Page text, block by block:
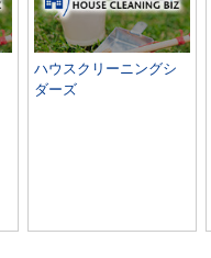
ハウスクリーニングシ
ダーズ